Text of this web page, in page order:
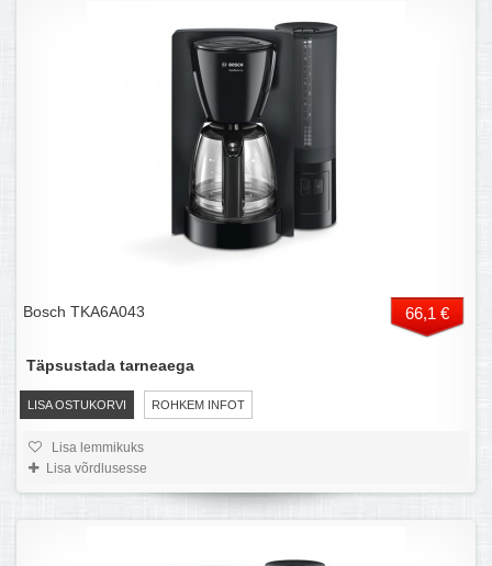
Bosch TKA6A043 66,1 €
LISA OSTUKORVI ROHKEM INFOT
Täpsustada tarneaega
Lisa lemmikuks
Lisa võrdlusesse